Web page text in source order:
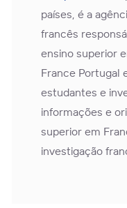
países, é a
francês
ensino superior
France Portugal
estudantes e
informações e
superior em
investigação